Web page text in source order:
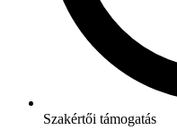
Szakértői támogatás